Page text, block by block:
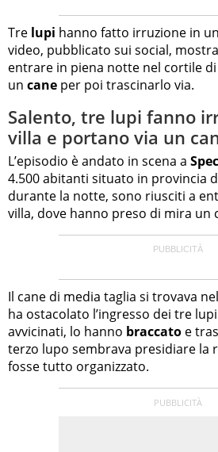
Tre lupi hanno fatto irruzione in
video, pubblicato sui social,
entrare in piena notte nel cortile
un cane per poi trascinarlo via.
Salento, tre lupi fanno
villa e portano via un
L’episodio è andato in scena a
4.500 abitanti situato in provincia
durante la notte, sono riusciti a
villa, dove hanno preso di mira un
Il cane di media taglia si trovava
ha ostacolato l’ingresso dei tre
avvicinati, lo hanno braccato e
terzo lupo sembrava presidiare la
fosse tutto organizzato.